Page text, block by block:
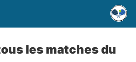
les matches du